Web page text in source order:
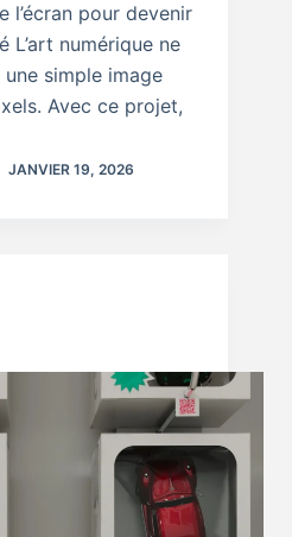
l’écran pour devenir
L’art numérique ne
une simple image
Avec ce projet,
JANVIER 19, 2026